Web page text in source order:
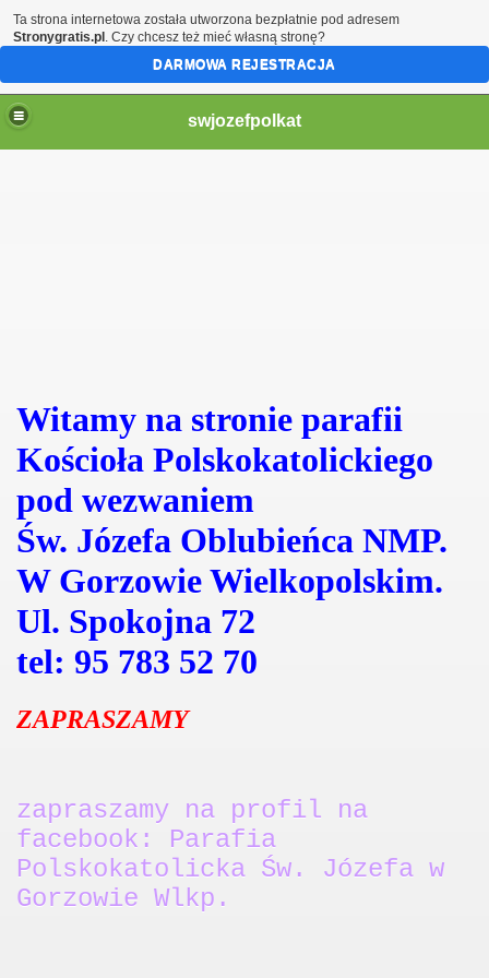
swjozefpolkat
Witamy na stronie parafii
Kościoła Polskokatolickiego
pod wezwaniem
Św. Józefa Oblubieńca NMP.
W Gorzowie Wielkopolskim.
Ul. Spokojna 72
tel: 95 783 52 70
ZAPRASZAMY
zapraszamy na profil na
facebook: Parafia
Polskokatolicka Św. Józefa w
Gorzowie Wlkp.
Ta strona internetowa została utworzona bezpłatnie pod adresem
Stronygratis.pl . Czy chcesz też mieć własną stronę?
DARMOWA REJESTRACJA